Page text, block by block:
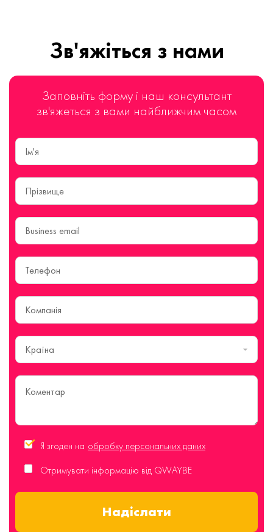
Зв'яжіться з нами
Заповніть форму і наш консультант
зв'яжеться з вами найближчим часом
Країна
Я згоден на обробку персональних даних
Отримувати інформацію від QWAYBE
Надіслати